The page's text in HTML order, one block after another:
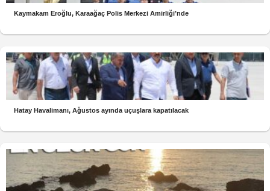
Kaymakam Eroğlu, Karaağaç Polis Merkezi Amirliği’nde
Hatay Havalimanı, Ağustos ayında uçuşlara kapatılacak